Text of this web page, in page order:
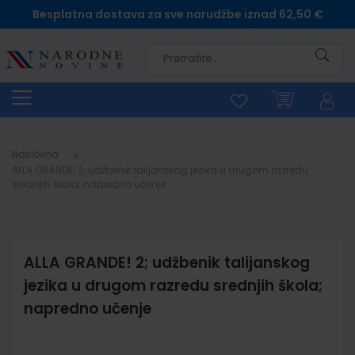
Besplatna dostava za sve narudžbe iznad 62,50 €
Naslovna
ALLA GRANDE! 2; udžbenik talijanskog
jezika u drugom razredu srednjih škola;
napredno učenje